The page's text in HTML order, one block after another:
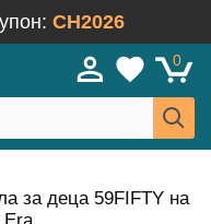
CH2026
0
за деца 59FIFTY на